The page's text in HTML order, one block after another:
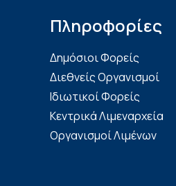
Πληροφορίες
Δημόσιοι Φορείς
Διεθνείς Οργανισμοί
Ιδιωτικοί Φορείς
Κεντρικά Λιμεναρχεία
Οργανισμοί Λιμένων